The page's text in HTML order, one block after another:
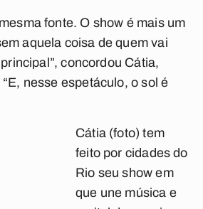
fonte. O show é mais um
aquela coisa de quem vai
concordou Cátia,
nesse espetáculo, o sol é
Cátia (foto) tem
feito por cidades do
Rio seu show em
que une música e